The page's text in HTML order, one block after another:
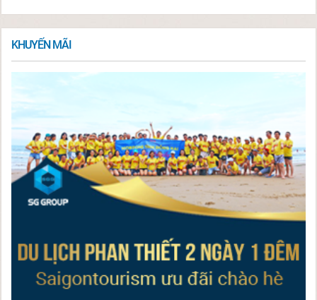
KHUYẾN MÃI